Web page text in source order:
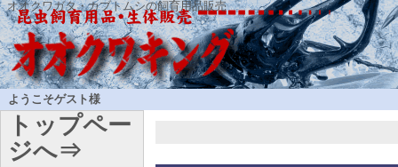
オオクワガタ・カブトムシの飼育用品販売
ようこそゲスト様
トップペー
ジへ⇒